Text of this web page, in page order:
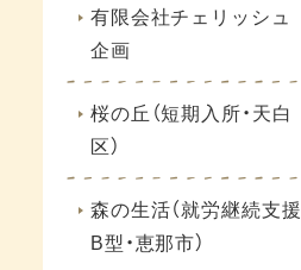
有限会社チェリッシュ
企画
桜の丘（短期入所・天白
区）
森の生活（就労継続支援
B型・恵那市）